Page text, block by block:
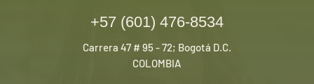
+57 (601) 476-8534
Carrera 47 # 95 - 72; Bogotá D.C.
COLOMBIA